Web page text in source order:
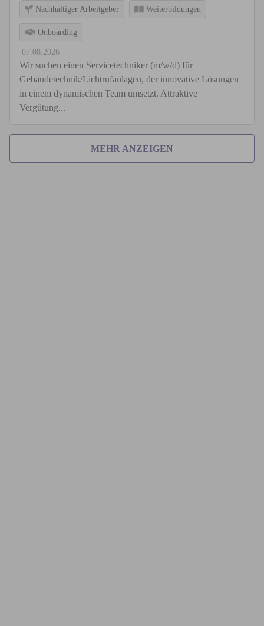
Nachhaltiger Arbeitgeber Weiterbildungen
Onboarding
07.08.2026
Wir suchen einen Servicetechniker (m/w/d) für
Gebäudetechnik/Lichtrufanlagen, der innovative Lösungen
in einem dynamischen Team umsetzt. Attraktive
Vergütung...
MEHR ANZEIGEN